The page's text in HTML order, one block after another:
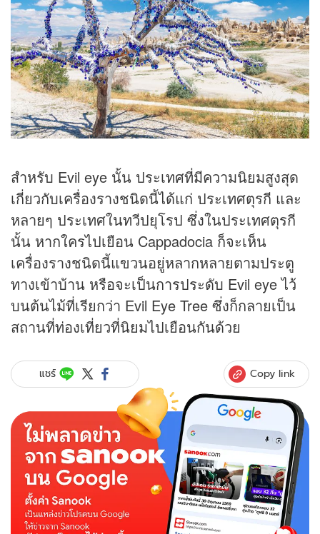
สำหรับ Evil eye นั้น ประเทศที่มีความนิยมสูงสุด
เกี่ยวกับเครื่องรางชนิดนี้ได้แก่ ประเทศตุรกี และ
หลายๆ ประเทศในทวีปยุโรป ซึ่งในประเทศตุรกี
นั้น หากใครไปเยือน Cappadocia ก็จะเห็น
เครื่องรางชนิดนี้แขวนอยู่หลากหลายตามประตู
ทางเข้าบ้าน หรือจะเป็นการประดับ Evil eye ไว้
บนต้นไม้ที่เรียกว่า Evil Eye Tree ซึ่งก็กลายเป็น
สถานที่ท่องเที่ยวที่นิยมไปเยือนกันด้วย
แชร์ Copy link